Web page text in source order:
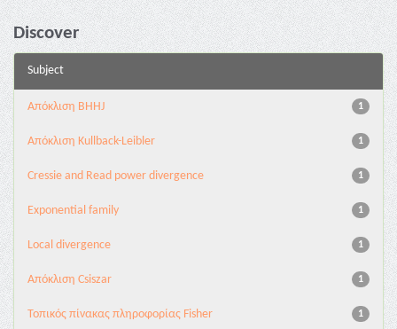
Discover
Subject
1
Aπόκλιση BHHJ
1
Aπόκλιση Kullback-Leibler
1
Cressie and Read power divergence
1
Exponential family
1
Local divergence
1
Απόκλιση Csiszar
1
Τοπικός πίνακας πληροφορίας Fisher